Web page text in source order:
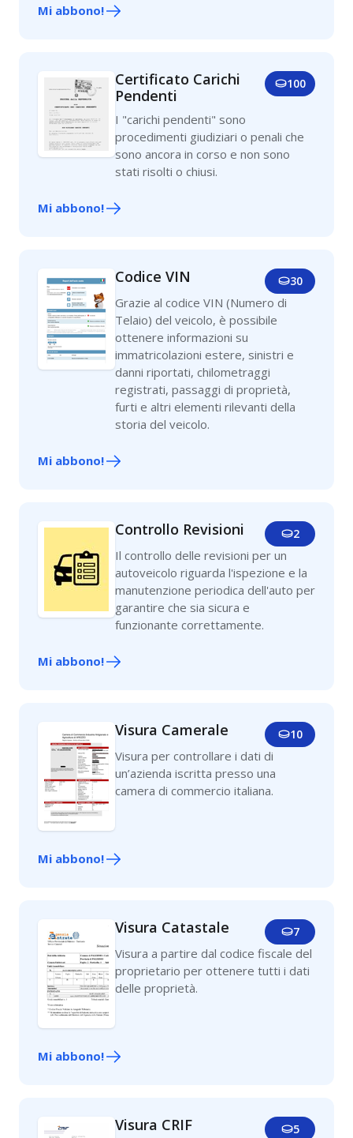
Mi abbono!
Certificato Carichi
Pendenti
100
I "carichi pendenti" sono
procedimenti giudiziari o penali che
sono ancora in corso e non sono
stati risolti o chiusi.
Mi abbono!
Codice VIN 30
Grazie al codice VIN (Numero di
Telaio) del veicolo, è possibile
ottenere informazioni su
immatricolazioni estere, sinistri e
danni riportati, chilometraggi
registrati, passaggi di proprietà,
furti e altri elementi rilevanti della
storia del veicolo.
Mi abbono!
Controllo Revisioni 2
Il controllo delle revisioni per un
autoveicolo riguarda l'ispezione e la
manutenzione periodica dell'auto per
garantire che sia sicura e
funzionante correttamente.
Mi abbono!
Visura Camerale 10
Visura per controllare i dati di
un’azienda iscritta presso una
camera di commercio italiana.
Mi abbono!
Visura Catastale 7
Visura a partire dal codice fiscale del
proprietario per ottenere tutti i dati
delle proprietà.
Mi abbono!
Visura CRIF 5